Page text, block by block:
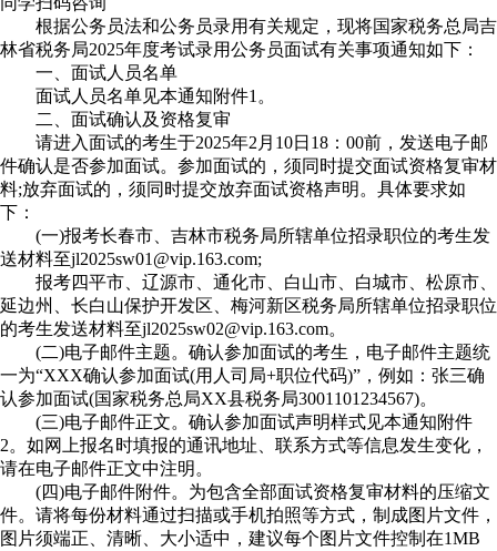
根据公务员法和公务员录用有关规定，现将国家税务总局吉
林省税务局2025年度考试录用公务员面试有关事项通知如下：
一、面试人员名单
面试人员名单见本通知附件1。
二、面试确认及资格复审
请进入面试的考生于2025年2月10日18：00前，发送电子邮
件确认是否参加面试。参加面试的，须同时提交面试资格复审材
料;放弃面试的，须同时提交放弃面试资格声明。具体要求如
下：
(一)报考长春市、吉林市税务局所辖单位招录职位的考生发
送材料至jl2025sw01@vip.163.com;
报考四平市、辽源市、通化市、白山市、白城市、松原市、
延边州、长白山保护开发区、梅河新区税务局所辖单位招录职位
的考生发送材料至jl2025sw02@vip.163.com。
(二)电子邮件主题。确认参加面试的考生，电子邮件主题统
一为“XXX确认参加面试(用人司局+职位代码)”，例如：张三确
认参加面试(国家税务总局XX县税务局3001101234567)。
(三)电子邮件正文。确认参加面试声明样式见本通知附件
2。如网上报名时填报的通讯地址、联系方式等信息发生变化，
请在电子邮件正文中注明。
(四)电子邮件附件。为包含全部面试资格复审材料的压缩文
件。请将每份材料通过扫描或手机拍照等方式，制成图片文件，
图片须端正、清晰、大小适中，建议每个图片文件控制在1MB